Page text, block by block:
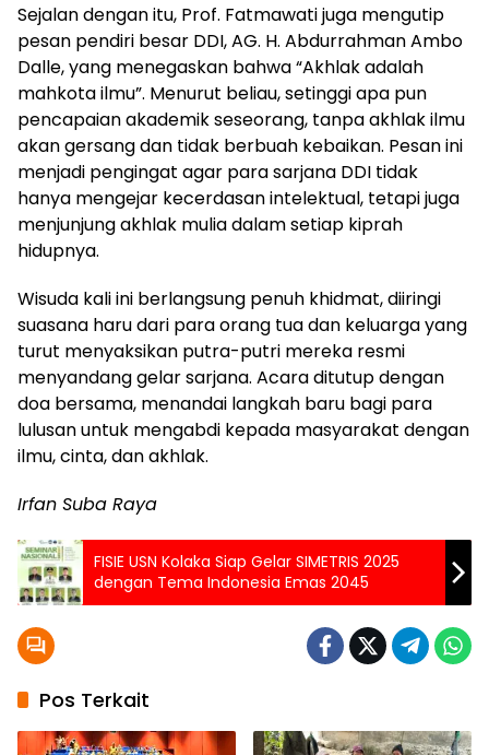
Sejalan dengan itu, Prof. Fatmawati juga mengutip
pesan pendiri besar DDI, AG. H. Abdurrahman Ambo
Dalle, yang menegaskan bahwa “Akhlak adalah
mahkota ilmu”. Menurut beliau, setinggi apa pun
pencapaian akademik seseorang, tanpa akhlak ilmu
akan gersang dan tidak berbuah kebaikan. Pesan ini
menjadi pengingat agar para sarjana DDI tidak
hanya mengejar kecerdasan intelektual, tetapi juga
menjunjung akhlak mulia dalam setiap kiprah
hidupnya.
Wisuda kali ini berlangsung penuh khidmat, diiringi
suasana haru dari para orang tua dan keluarga yang
turut menyaksikan putra-putri mereka resmi
menyandang gelar sarjana. Acara ditutup dengan
doa bersama, menandai langkah baru bagi para
lulusan untuk mengabdi kepada masyarakat dengan
ilmu, cinta, dan akhlak.
Irfan Suba Raya
FISIE USN Kolaka Siap Gelar SIMETRIS 2025
dengan Tema Indonesia Emas 2045
Pos Terkait